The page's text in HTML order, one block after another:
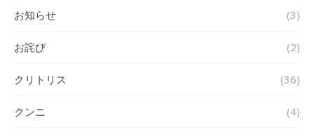
お知らせ (3)
お詫び (2)
クリトリス (36)
クンニ (4)